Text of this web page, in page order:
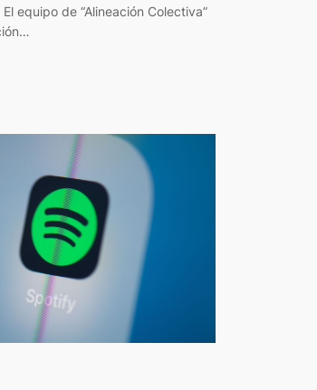
equipo de “Alineación Colectiva”